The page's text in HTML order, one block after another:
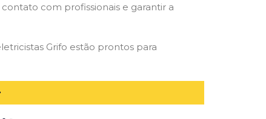
com profissionais e garantir a
Grifo estão prontos para